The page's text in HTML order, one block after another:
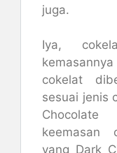
juga.
Iya,
cokelat
sesuai jenis
keemasan
yang Dark